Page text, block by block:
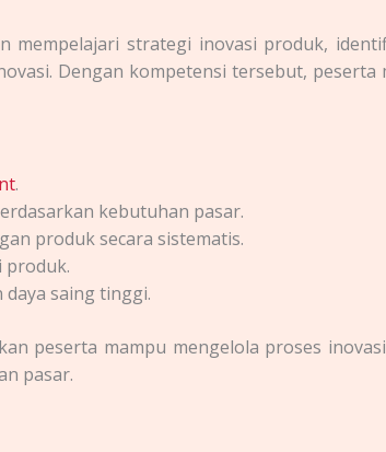
mempelajari strategi inovasi produk,
Dengan kompetensi tersebut,
.
kebutuhan pasar.
produk secara sistematis.
produk.
saing tinggi.
peserta mampu mengelola proses
pasar.